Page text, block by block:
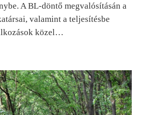
A BL-döntő megvalósításán a
valamint a teljesítésbe
közel…